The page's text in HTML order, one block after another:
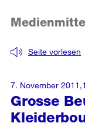
Grosse
Seite vorlesen
7. November